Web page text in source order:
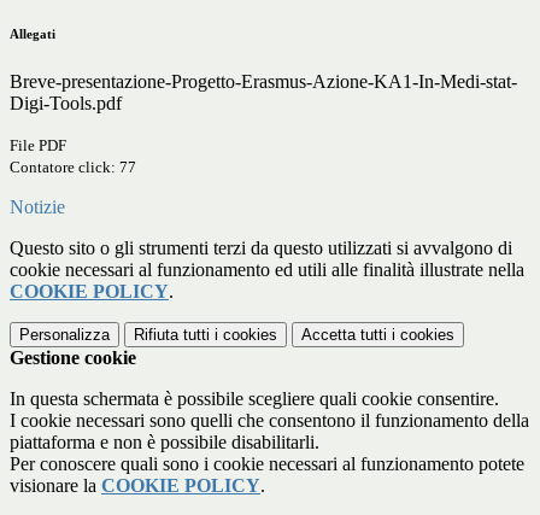
Allegati
Breve-presentazione-Progetto-Erasmus-Azione-KA1-In-Medi-stat-
Digi-Tools.pdf
File PDF
Contatore click: 77
Notizie
Questo sito o gli strumenti terzi da questo utilizzati si avvalgono di
cookie necessari al funzionamento ed utili alle finalità illustrate nella
COOKIE POLICY.
Personalizza Rifiuta tutti i cookies Accetta tutti i cookies
Gestione cookie
In questa schermata è possibile scegliere quali cookie consentire.
I cookie necessari sono quelli che consentono il funzionamento della
piattaforma e non è possibile disabilitarli.
Per conoscere quali sono i cookie necessari al funzionamento potete
visionare la COOKIE POLICY.